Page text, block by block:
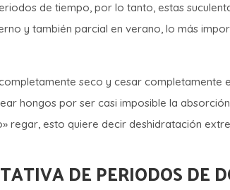
de tiempo, por lo tanto, estas
y también parcial en verano, lo más
seco y cesar completamente
hongos por ser casi imposible la
regar, esto quiere decir deshidratación
DE PERIODOS DE